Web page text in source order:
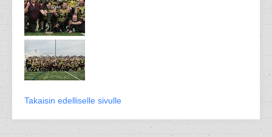
Takaisin edelliselle sivulle